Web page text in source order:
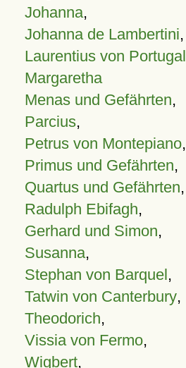
Johanna,
Johanna de Lambertini,
Laurentius von Portugal
Margaretha
Menas und Gefährten,
Parcius,
Petrus von Montepiano,
Primus und Gefährten,
Quartus und Gefährten,
Radulph Ebifagh,
Gerhard und Simon,
Susanna,
Stephan von Barquel,
Tatwin von Canterbury,
Theodorich,
Vissia von Fermo,
Wigbert,